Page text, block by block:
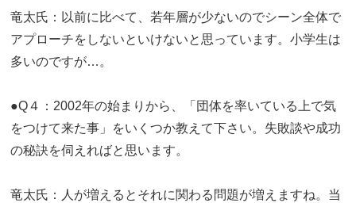
竜太氏：以前に比べて、若年層が少ないのでシーン全体で
アプローチをしないといけないと思っています。小学生は
多いのですが…。
●Q４：2002年の始まりから、「団体を率いている上で気
をつけて来た事」をいくつか教えて下さい。失敗談や成功
の秘訣を伺えればと思います。
竜太氏：人が増えるとそれに関わる問題が増えますね。当